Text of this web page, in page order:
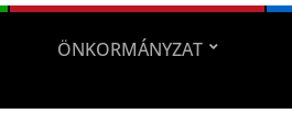
ÖNKORMÁNYZAT